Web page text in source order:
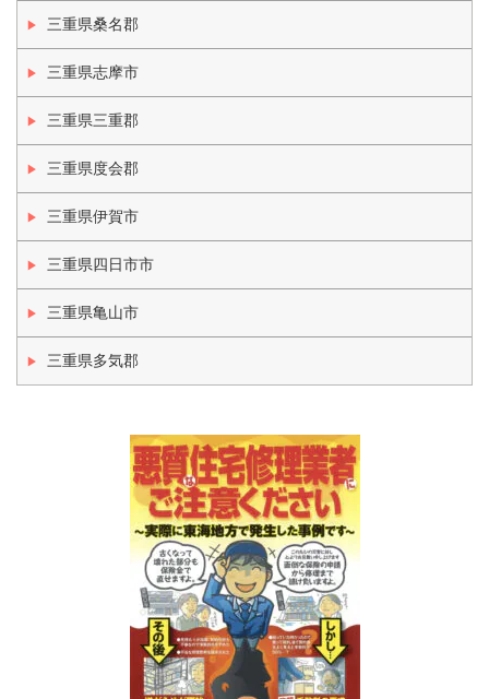
三重県桑名郡
三重県志摩市
三重県三重郡
三重県度会郡
三重県伊賀市
三重県四日市市
三重県亀山市
三重県多気郡